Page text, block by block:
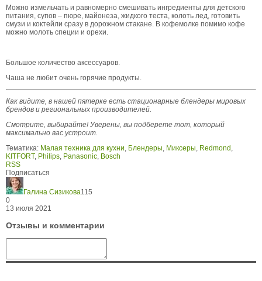
Можно измельчать и равномерно смешивать ингредиенты для детского
питания, супов – пюре, майонеза, жидкого теста, колоть лед, готовить
смузи и коктейли сразу в дорожном стакане. В кофемолке помимо кофе
можно молоть специи и орехи.
Большое количество аксессуаров.
Чаша не любит очень горячие продукты.
Как видите, в нашей пятерке есть стационарные блендеры мировых
брендов и региональных производителей.
Смотрите, выбирайте! Уверены, вы подберете тот, который
максимально вас устроит.
Тематика: Малая техника для кухни, Блендеры, Миксеры, Redmond ,
KITFORT, Philips, Panasonic, Bosch
RSS
Подписаться
Галина Сизикова115
0
13 июля 2021
Отзывы и комментарии